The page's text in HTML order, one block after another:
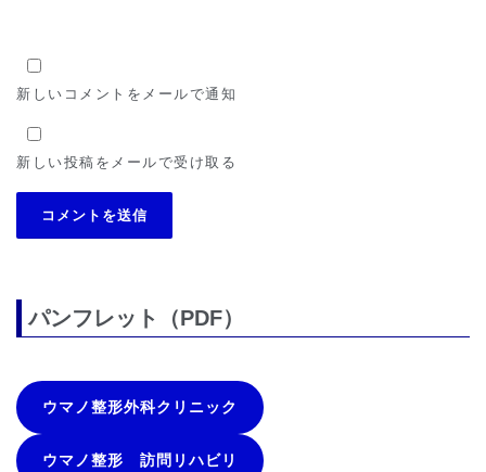
新しいコメントをメールで通知
新しい投稿をメールで受け取る
パンフレット（PDF）
ウマノ整形外科クリニック
ウマノ整形 訪問リハビリ